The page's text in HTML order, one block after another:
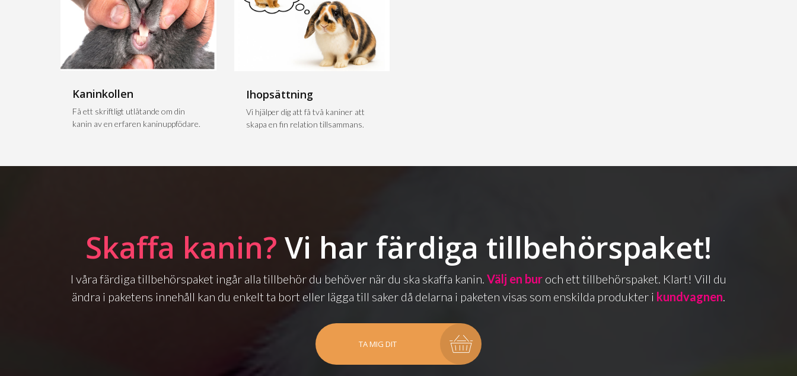
Kaninkollen
Få ett skriftligt utlåtande om din
kanin av en erfaren kaninuppfödare.
Ihopsättning
Vi hjälper dig att få två kaniner att
skapa en fin relation tillsammans.
Skaffa kanin? Vi har färdiga tillbehörspaket!
I våra färdiga tillbehörspaket ingår alla tillbehör du behöver när du ska skaffa kanin. Välj en bur och ett tillbehörspaket. Klart! Vill du
ändra i paketens innehåll kan du enkelt ta bort eller lägga till saker då delarna i paketen visas som enskilda produkter i kundvagnen
TA MIG DIT